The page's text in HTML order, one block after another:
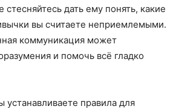
дать ему понять, какие
вы считаете неприемлемыми.
коммуникация может
и помочь всё гладко
устанавливаете правила для